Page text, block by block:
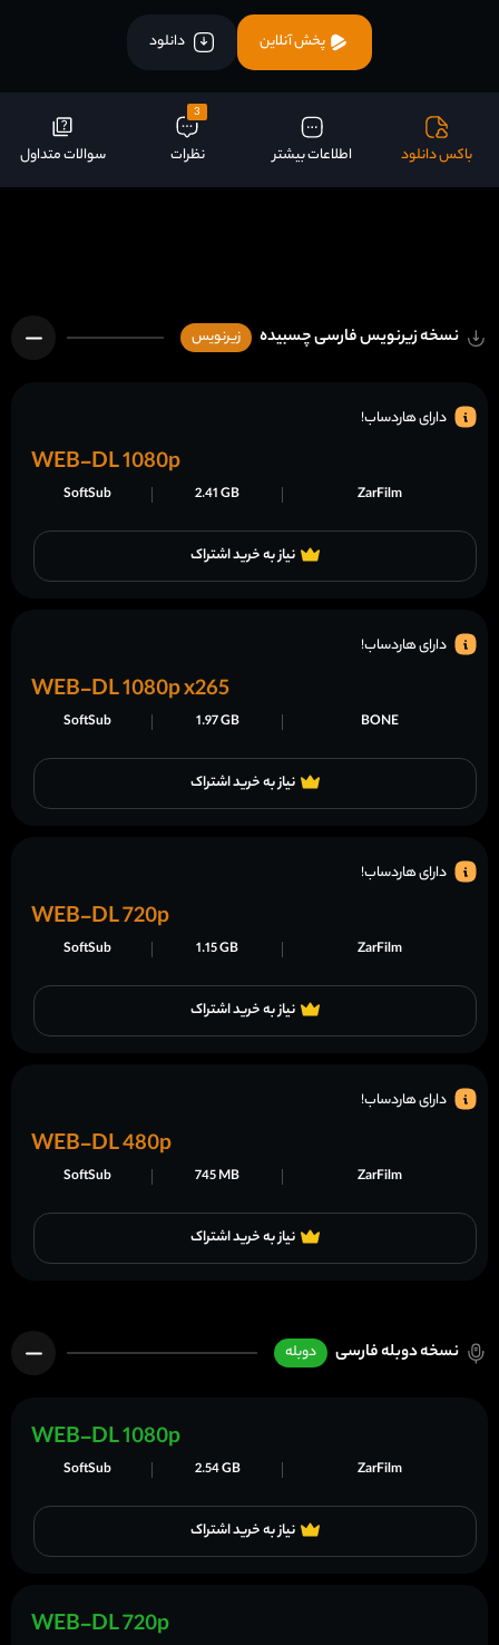
پخش آنلاین دانلود
باکس دانلود اطلاعات بیشتر
3
نظرات سوالات متداول
نسخه زیرنویس فارسی چسبیده زیرنویس
نیاز به خرید اشتراک
ZarFilm
2.41 GB
SoftSub
WEB-DL 1080p
دارای هاردساب!
نیاز به خرید اشتراک
BONE
1.97 GB
SoftSub
WEB-DL 1080p x265
دارای هاردساب!
نیاز به خرید اشتراک
ZarFilm
1.15 GB
SoftSub
WEB-DL 720p
دارای هاردساب!
نیاز به خرید اشتراک
ZarFilm
745 MB
SoftSub
WEB-DL 480p
دارای هاردساب!
نسخه دوبله فارسی دوبله
نیاز به خرید اشتراک
ZarFilm
2.54 GB
SoftSub
WEB-DL 1080p
WEB-DL 720p